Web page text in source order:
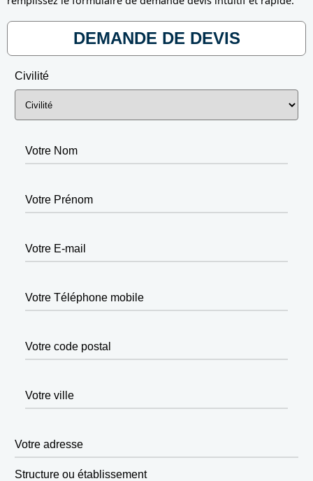
DEMANDE DE DEVIS
Civilité
Votre Nom
Votre Prénom
Votre E-mail
Votre Téléphone mobile
Votre code postal
Votre ville
Votre adresse
Structure ou établissement